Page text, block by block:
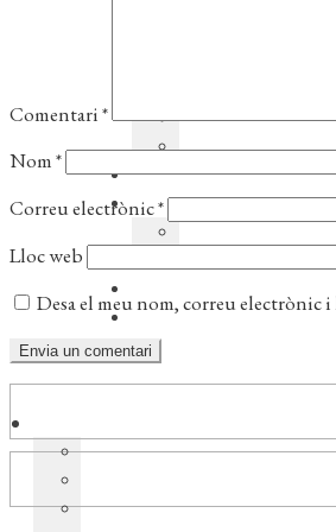
Comentari*
Nom*
Correu electrònic*
Lloc web
Desa el meu nom, correu electrònic